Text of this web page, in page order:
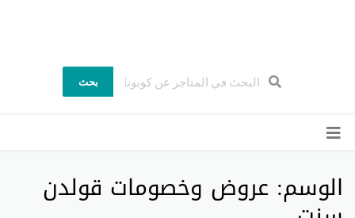
بحث
الوسم: عروض وخصومات قولدن